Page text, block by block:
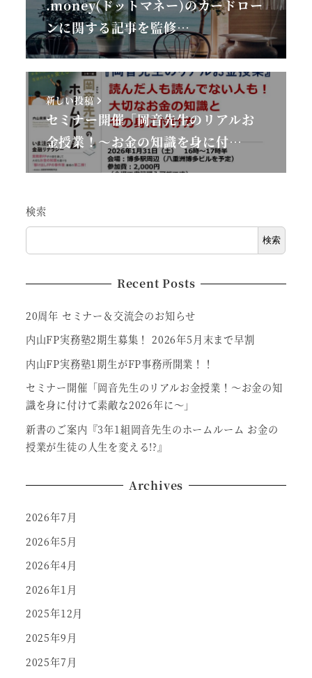
.money(ドットマネー)のカードロー
ンに関する記事を監修…
新しい投稿
セミナー開催「岡音先生のリアルお
金授業！～お金の知識を身に付…
検索
検索
Recent Posts
20周年 セミナー＆交流会のお知らせ
内山FP実務塾2期生募集！ 2026年5月末まで早割
内山FP実務塾1期生がFP事務所開業！！
セミナー開催「岡音先生のリアルお金授業！～お金の知
識を身に付けて素敵な2026年に～」
新書のご案内『3年1組岡音先生のホームルーム お金の
授業が生徒の人生を変える!?』
Archives
2026年7月
2026年5月
2026年4月
2026年1月
2025年12月
2025年9月
2025年7月